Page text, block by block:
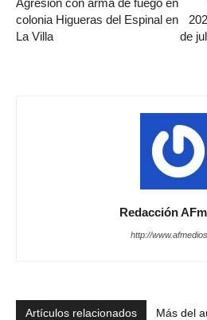
Agresión con arma de fuego en
colonia Higueras del Espinal en
La Villa
de
Redacción
http://
Artículos relacionados Más del